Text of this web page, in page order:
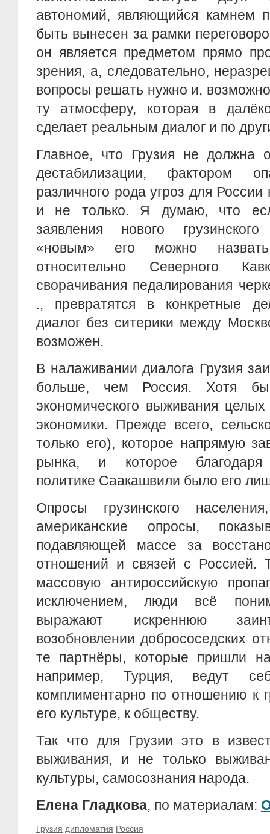
автономий, являющийся камнем
быть вынесен за рамки
он является предметом прямо
зрения, а, следовательно,
вопросы решать нужно и,
ту атмосферу, которая в
сделает реальным диалог и по
Главное, что Грузия не должна
дестабилизации, фактором
различного рода угроз для
и не только. Я думаю, что
заявления нового
«новым» его можно
относительно Северного
сворачивания педалирования
., превратятся в конкретные
диалог без ситерики между
возможен.
В налаживании диалога Грузия
больше, чем Россия. Хотя
экономического выживания целых
экономики. Прежде всего,
только его), которое напрямую
рынка, и которое благодаря
политике Саакашвили было его
Опросы грузинского
американские опросы,
подавляющей массе за
отношений и связей с Россией.
массовую антироссийскую
исключением, люди всё
выражают искреннюю
возобновлении добрососедских
те партнёры, которые пришли
например, Турция, ведут
комплиментарно по отношению к
его культуре, к обществу.
Так что для Грузии это в
выживания, и не только
культуры, самосознания народа.
Елена Гладкова, по материалам:
Грузия дипломатия Россия